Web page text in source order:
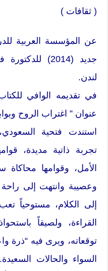
( ثقافات )
عن المؤسسة العربية
جديد (2014)
لندن.
في تقديمه الوافي
عنوان ” اغتراب الروح
استندت فتحية
تجربة ذاتية مديدة،
الأمل، وقوامها محاكاة
وعصيبة وانتهت إلى
إلى الكلام، مستوحياً
القراءة، ولصيقاً
توقعاته، ويرى فيه “ذرة
السواء والحالات